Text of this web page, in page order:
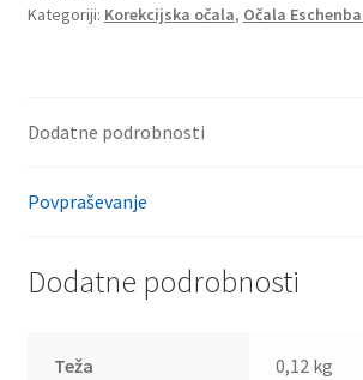
Kategoriji: Korekcijska očala, Očala
Dodatne podrobnosti
Povpraševanje
Dodatne podrobnosti
Teža 0,12 kg